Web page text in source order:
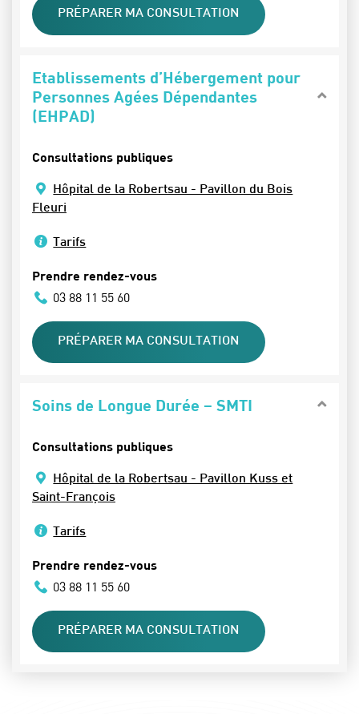
PRÉPARER MA CONSULTATION
Etablissements d’Hébergement pour
Personnes Agées Dépendantes
(EHPAD)
Consultations publiques
Hôpital de la Robertsau - Pavillon du Bois
Fleuri
Tarifs
Prendre rendez-vous
03 88 11 55 60
PRÉPARER MA CONSULTATION
Soins de Longue Durée – SMTI
Consultations publiques
Hôpital de la Robertsau - Pavillon Kuss et
Saint-François
Tarifs
Prendre rendez-vous
03 88 11 55 60
PRÉPARER MA CONSULTATION